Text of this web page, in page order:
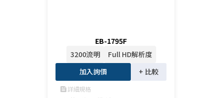
EB-1795F
3200流明
Full HD解析度
加入詢價
+ 比較
feed詳細規格